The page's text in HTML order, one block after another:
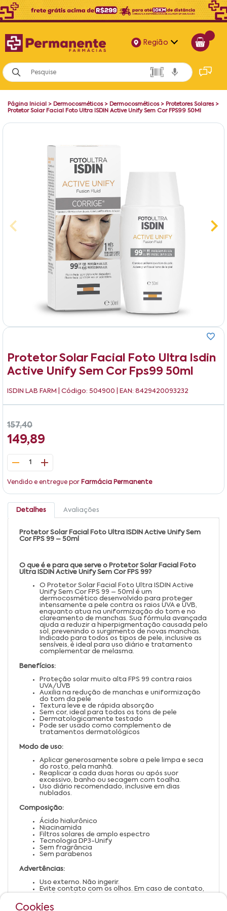
Região
Alagoas
Bahia
Paraíba
Página Inicial > Dermocosméticos> Dermocosméticos> Protetores Solares>
Protetor Solar Facial Foto Ultra ISDIN Active Unify Sem Cor FPS99 50Ml
Protetor Solar Facial Foto Ultra Isdin
Active Unify Sem Cor Fps99 50ml
ISDIN LAB FARM | Código: 504900 | EAN: 8429420093232
157,40
149,89
1
Vendido e entregue por Farmácia Permanente
Detalhes Avaliações
Protetor Solar Facial Foto Ultra ISDIN Active Unify Sem
Cor FPS 99 – 50ml
O que é e para que serve o Protetor Solar Facial Foto
Ultra ISDIN Active Unify Sem Cor FPS 99?
O Protetor Solar Facial Foto Ultra ISDIN Active
Unify Sem Cor FPS 99 – 50ml é um
dermocosmético desenvolvido para proteger
intensamente a pele contra os raios UVA e UVB,
enquanto atua na uniformização do tom e no
clareamento de manchas. Sua fórmula avançada
ajuda a reduzir a hiperpigmentação causada pelo
sol, prevenindo o surgimento de novas manchas.
Indicado para todos os tipos de pele, inclusive as
sensíveis, é ideal para uso diário e tratamento
complementar de melasma.
Benefícios:
Proteção solar muito alta FPS 99 contra raios
UVA/UVB
Auxilia na redução de manchas e uniformização
do tom da pele
Textura leve e de rápida absorção
Sem cor, ideal para todos os tons de pele
Dermatologicamente testado
Pode ser usado como complemento de
tratamentos dermatológicos
Modo de uso:
Aplicar generosamente sobre a pele limpa e seca
do rosto, pela manhã.
Reaplicar a cada duas horas ou após suor
excessivo, banho ou secagem com toalha.
Uso diário recomendado, inclusive em dias
nublados.
Composição:
Ácido hialurônico
Niacinamida
Filtros solares de amplo espectro
Tecnologia DP3-Unify
Sem fragrância
Sem parabenos
Advertências:
Uso externo. Não ingerir.
Evite contato com os olhos. Em caso de contato,
Mantenha fora do alcance de crianças.
Em caso de irritação, suspenda o uso e procure
Cookies